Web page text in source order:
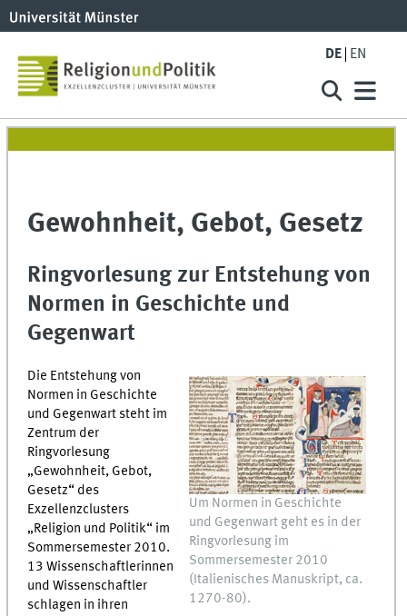
DE EN
Gewohnheit, Gebot, Gesetz
Ringvorlesung zur Entstehung von
Normen in Geschichte und
Gegenwart
Um Normen in Geschichte
und Gegenwart geht es in der
Ringvorlesung im
Sommersemester 2010
(Italienisches Manuskript, ca.
1270-80).
Die Entstehung von
Normen in Geschichte
und Gegenwart steht im
Zentrum der
Ringvorlesung
„Gewohnheit, Gebot,
Gesetz“ des
Exzellenzclusters
„Religion und Politik“ im
Sommersemester 2010.
13 Wissenschaftlerinnen
und Wissenschaftler
schlagen in ihren